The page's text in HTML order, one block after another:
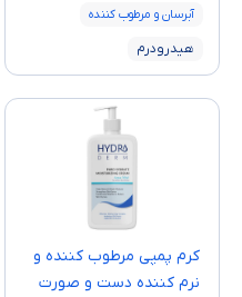
آبرسان و مرطوب کننده
هیدرودرم
کرم پمپی مرطوب کننده و
نرم کننده دست و صورت